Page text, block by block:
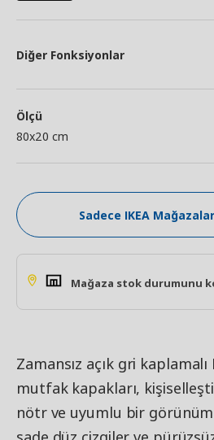
Diğer Fonksiyonlar
Ölçü
80x20 cm
Sadece IKEA
Mağaza stok durumunu
Zamansız açık gri kaplamalı
mutfak kapakları,
nötr ve uyumlu bir